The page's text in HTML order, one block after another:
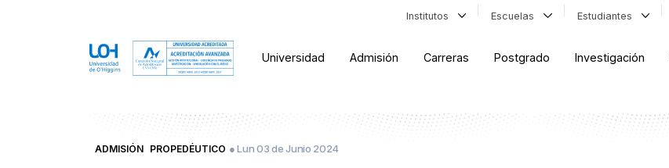
Institutos Escuelas Estudiantes
Universidad Admisión Carreras Postgrado Investigación
ADMISIÓN PROPEDÉUTICO ● Lun 03 de Junio 2024